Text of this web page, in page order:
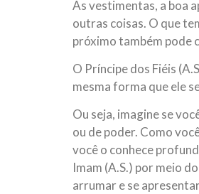
As vestimentas, a boa
outras coisas. O que
próximo também pode
O Príncipe dos Fiéis
mesma forma que ele
Ou seja, imagine se
ou de poder. Como
você o conhece
Imam (A.S.) por meio
arrumar e se